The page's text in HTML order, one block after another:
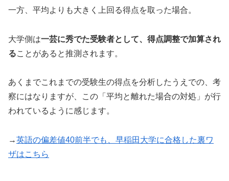
一方、平均よりも大きく上回る得点を取った場合。
大学側は一芸に秀でた受験者として、得点調整で加算され
ることがあると推測されます。
あくまでこれまでの受験生の得点を分析したうえでの、考
察にはなりますが、この「平均と離れた場合の対処」が行
われているように感じます。
→英語の偏差値40前半でも、早稲田大学に合格した裏ワ
ザはこちら